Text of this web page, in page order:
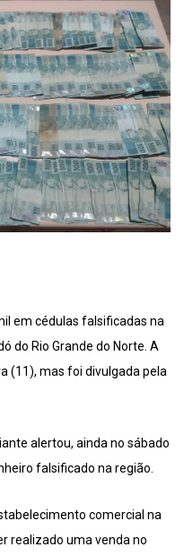
em cédulas falsificadas na
do Rio Grande do Norte. A
(11), mas foi divulgada pela
alertou, ainda no sábado
falsificado na região.
comercial na
realizado uma venda no